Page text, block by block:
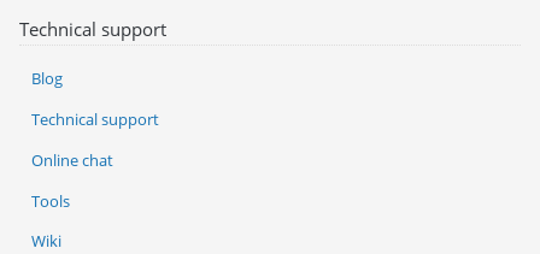
Technical support
Blog
Technical support
Online chat
Tools
Wiki